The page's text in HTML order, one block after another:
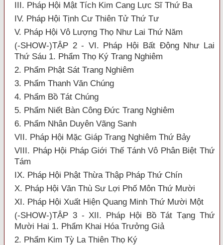
III. Pháp Hội Mật Tích Kim Cang Lực Sĩ Thứ Ba
IV. Pháp Hội Tịnh Cư Thiên Tử Thứ Tư
V. Pháp Hội Vô Lượng Thọ Như Lai Thứ Năm
(-SHOW-)TẬP 2 - VI. Pháp Hội Bất Động Như Lai
Thứ Sáu 1. Phẩm Thọ Ký Trang Nghiêm
2. Phẩm Phật Sát Trang Nghiêm
3. Phẩm Thanh Văn Chúng
4. Phẩm Bồ Tát Chúng
5. Phẩm Niết Bàn Công Đức Trang Nghiêm
6. Phẩm Nhân Duyên Vãng Sanh
VII. Pháp Hội Mặc Giáp Trang Nghiêm Thứ Bảy
VIII. Pháp Hội Pháp Giới Thế Tánh Vô Phân Biệt Thứ
Tám
IX. Pháp Hội Phật Thừa Thập Pháp Thứ Chín
X. Pháp Hội Văn Thù Sư Lợi Phố Môn Thứ Mười
XI. Pháp Hội Xuất Hiện Quang Minh Thứ Mười Một
(-SHOW-)TẬP 3 - XII. Pháp Hội Bồ Tát Tạng Thứ
Mười Hai 1. Phẩm Khai Hóa Trưởng Giả
2. Phẩm Kim Tỳ La Thiên Thọ Ký